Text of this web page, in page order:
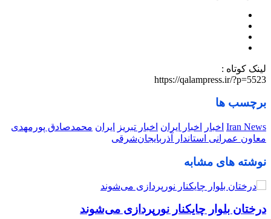
لینک کوتاه :
https://qalampress.ir/?p=5523
برچسب ها
Iran News اخبار اخبار ایران اخبار تبریز ایران محمدصادق پورمهدی
معاون عمرانی استاندار آذربایجان‌شرقی
نوشته های مشابه
درختان بلوار چایکنار نورپردازی می‌شوند